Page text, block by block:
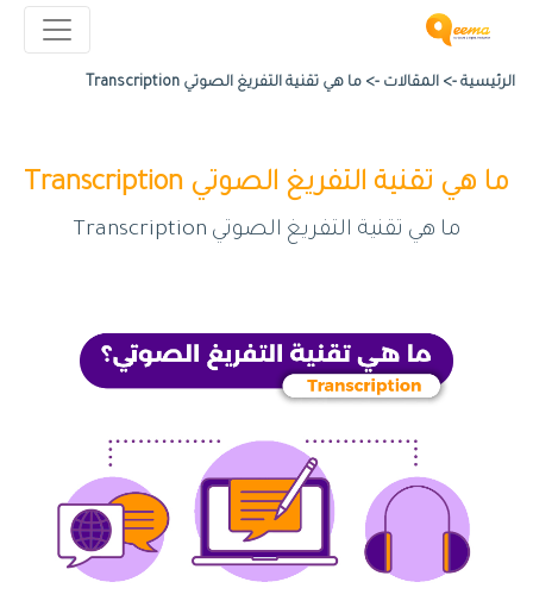
الرئيسية -> المقالات -> ما هي تقنية التفريغ الصوتي Transcription
ما هي تقنية التفريغ الصوتي Transcription
ما هي تقنية التفريغ الصوتي Transcription